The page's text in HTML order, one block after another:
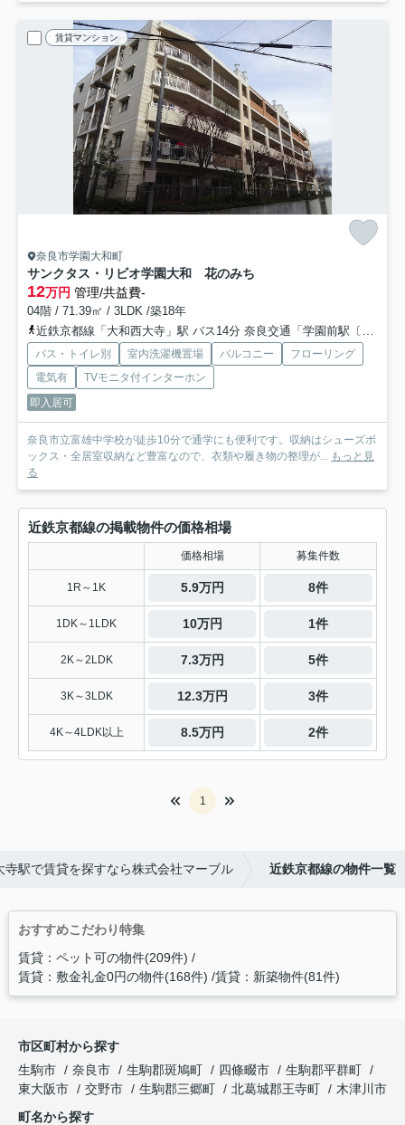
賃貸マンション
奈良市学園大和町
サンクタス・リビオ学園大和 花のみち
12万円 管理/共益費-
04階 / 71.39㎡ / 3LDK /築18年
近鉄京都線「大和西大寺」駅 バス14分 奈良交通「学園前駅〔南〕」 停歩18分
バス・トイレ別 室内洗濯機置場 バルコニー
フローリング
電気有
TVモニタ付インターホン
即入居可
奈良市立富雄中学校が徒歩10分で通学にも便利です。収納はシューズボ
ックス・全居室収納など豊富なので、衣類や履き物の整理が...
もっと見
る
近鉄京都線の掲載物件の価格相場
価格相場 募集件数
1R～1K 5.9万円 8件
1DK～1LDK 10万円 1件
2K～2LDK 7.3万円 5件
3K～3LDK 12.3万円 3件
4K～4LDK以上 8.5万円 2件
1
寺駅で賃貸を探すなら株式会社マーブル 近鉄京都線の物件一覧
おすすめこだわり特集
賃貸：ペット可の物件(209件)
賃貸：敷金礼金0円の物件(168件) 賃貸：新築物件(81件)
市区町村から探す
生駒市
奈良市 生駒郡斑鳩町 四條畷市
生駒郡平群町
東大阪市
交野市 生駒郡三郷町 北葛城郡王寺町
木津川市
町名から探す